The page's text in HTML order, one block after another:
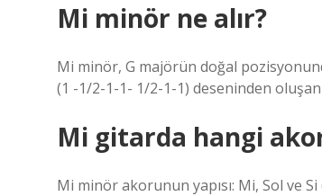
Mi minör ne alır?
Mi minör, G majörün doğal
(1 -1/2-1-1- 1/2-1-1) deseninden
Mi gitarda hangi
Mi minör akorunun yapısı: Mi, Sol ve